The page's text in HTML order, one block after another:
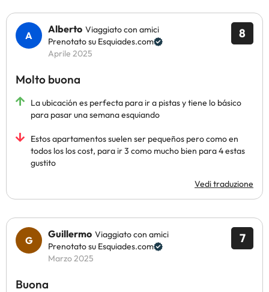
8
Alberto Viaggiato con amici
Prenotato su Esquiades.com
Aprile 2025
Molto buona
La ubicación es perfecta para ir a pistas y tiene lo básico
para pasar una semana esquiando
Estos apartamentos suelen ser pequeños pero como en
todos los los cost, para ir 3 como mucho bien para 4 estas
gustito
Vedi traduzione
7
Guillermo Viaggiato con amici
Prenotato su Esquiades.com
Marzo 2025
Buona